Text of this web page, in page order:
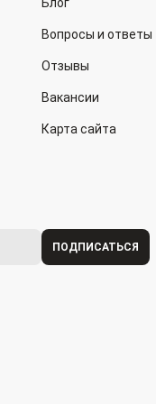
Вопросы и ответы
Отзывы
Вакансии
Карта сайта
ПОДПИСАТЬСЯ